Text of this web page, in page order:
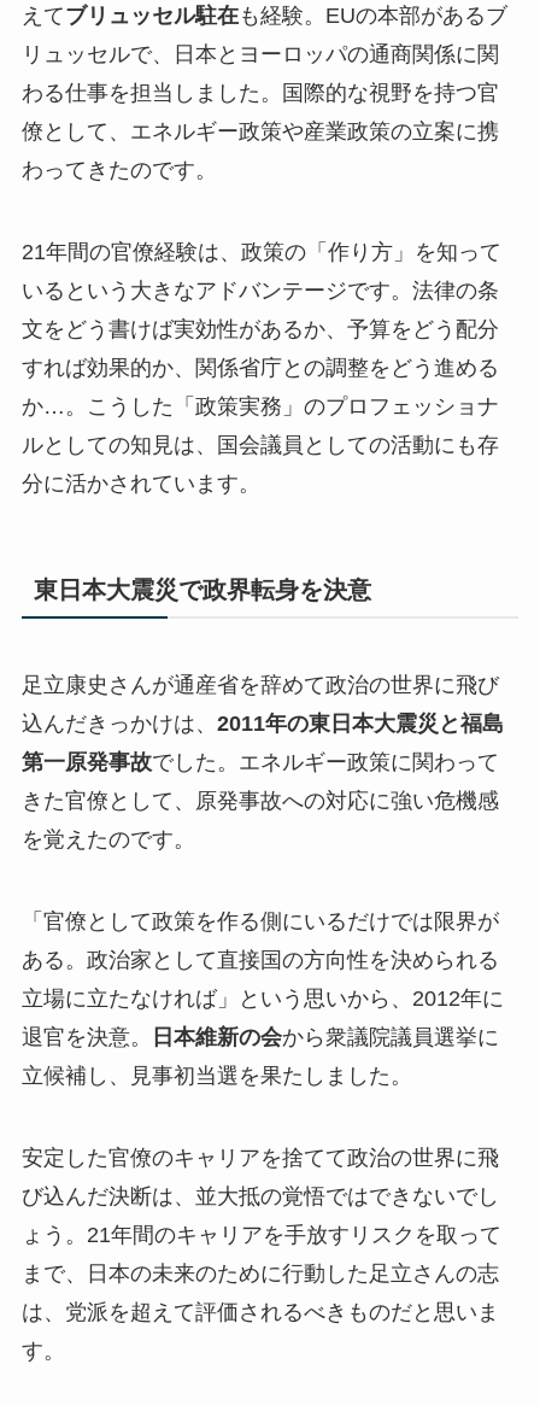
えてブリュッセル駐在も経験。EUの本部があるブ
リュッセルで、日本とヨーロッパの通商関係に関
わる仕事を担当しました。国際的な視野を持つ官
僚として、エネルギー政策や産業政策の立案に携
わってきたのです。
21年間の官僚経験は、政策の「作り方」を知って
いるという大きなアドバンテージです。法律の条
文をどう書けば実効性があるか、予算をどう配分
すれば効果的か、関係省庁との調整をどう進める
か…。こうした「政策実務」のプロフェッショナ
ルとしての知見は、国会議員としての活動にも存
分に活かされています。
東日本大震災で政界転身を決意
足立康史さんが通産省を辞めて政治の世界に飛び
込んだきっかけは、 2011年の東日本大震災と福島
第一原発事故でした。エネルギー政策に関わって
きた官僚として、原発事故への対応に強い危機感
を覚えたのです。
「官僚として政策を作る側にいるだけでは限界が
ある。政治家として直接国の方向性を決められる
立場に立たなければ」という思いから、2012年に
退官を決意。
日本維新の会から衆議院議員選挙に
立候補し、見事初当選を果たしました。
安定した官僚のキャリアを捨てて政治の世界に飛
び込んだ決断は、並大抵の覚悟ではできないでし
ょう。21年間のキャリアを手放すリスクを取って
まで、日本の未来のために行動した足立さんの志
は、党派を超えて評価されるべきものだと思いま
す。